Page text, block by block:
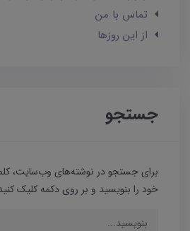
تماس با من
از این روزها
جستجو
برای جستجو در نوشته‌های وب‌سایت،
خود را بنویسید و بر روی دکمه کلیک